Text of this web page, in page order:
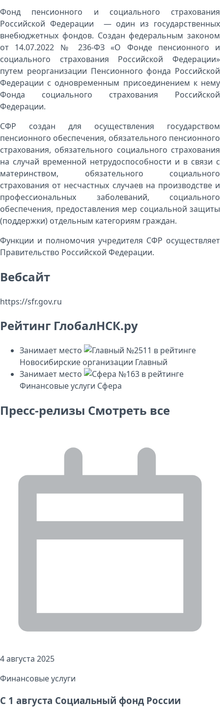
Фонд пенсионного и социального страхования
Российской Федерации — один из государственных
внебюджетных фондов. Создан федеральным законом
от 14.07.2022 № 236-ФЗ «О Фонде пенсионного и
социального страхования Российской Федерации»
путем реорганизации Пенсионного фонда Российской
Федерации с одновременным присоединением к нему
Фонда социального страхования Российской
Федерации.
СФР создан для осуществления государством
пенсионного обеспечения, обязательного пенсионного
страхования, обязательного социального страхования
на случай временной нетрудоспособности и в связи с
материнством, обязательного социального
страхования от несчастных случаев на производстве и
профессиональных заболеваний, социального
обеспечения, предоставления мер социальной защиты
(поддержки) отдельным категориям граждан.
Функции и полномочия учредителя СФР осуществляет
Правительство Российской Федерации.
Вебсайт
https://sfr.gov.ru
Рейтинг ГлобалНСК.ру
Занимает место №2511 в рейтинге
Новосибирские организации Главный
Занимает место
№163 в рейтинге
Финансовые услуги Сфера
Пресс-релизы Смотреть все
4 августа 2025
Финансовые услуги
С 1 августа Социальный фонд России